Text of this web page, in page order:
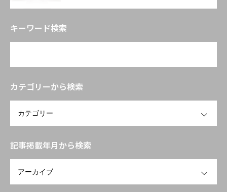
ィ市場の最新動向と「機能性表示食
み立て方」
キーワード検索
カテゴリーから検索
記事掲載年月から検索